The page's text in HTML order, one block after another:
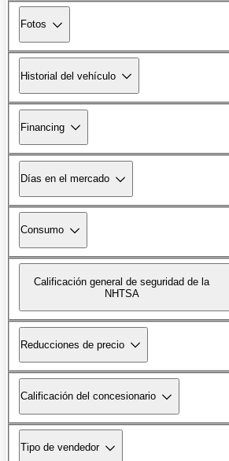
Fotos
Historial del vehículo
Financing
Días en el mercado
Consumo
Calificación general de seguridad de la
NHTSA
Reducciones de precio
Calificación del concesionario
Tipo de vendedor